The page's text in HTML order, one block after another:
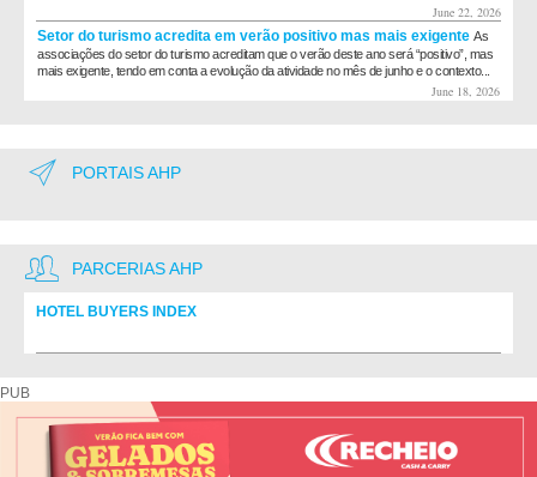
June 22, 2026
Setor do turismo acredita em verão positivo mas mais exigente As
associações do setor do turismo acreditam que o verão deste ano será “positivo”, mas
mais exigente, tendo em conta a evolução da atividade no mês de junho e o contexto...
June 18, 2026
PORTAIS AHP
PARCERIAS AHP
HOTEL BUYERS INDEX
PUB